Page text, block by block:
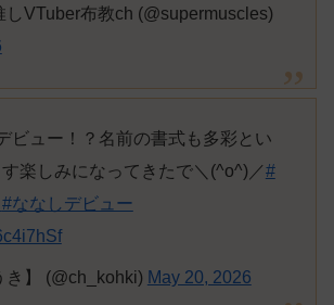
VTuber布教ch (@supermuscles)
ビュー！？名前の書式も多彩とい
楽しみになってきたで＼(^o^)／#
#ななしデビュー
】 (@ch_kohki) May 20, 2026